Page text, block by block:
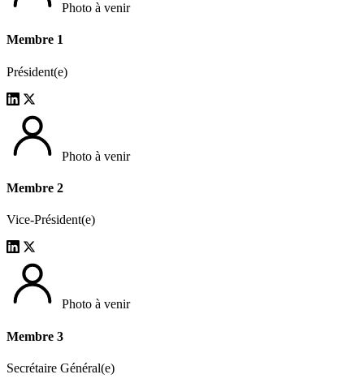
Photo à venir
Membre 1
Président(e)
Photo à venir
Membre 2
Vice-Président(e)
Photo à venir
Membre 3
Secrétaire Général(e)